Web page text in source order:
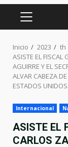
MENÚ
Inicio 2023 th
ASISTE EL FISCAL
AGUIRRE Y EL
ALVAR CABEZA
ESTADOS UNIDOS.
Internacional
ASISTE EL
CARLOS